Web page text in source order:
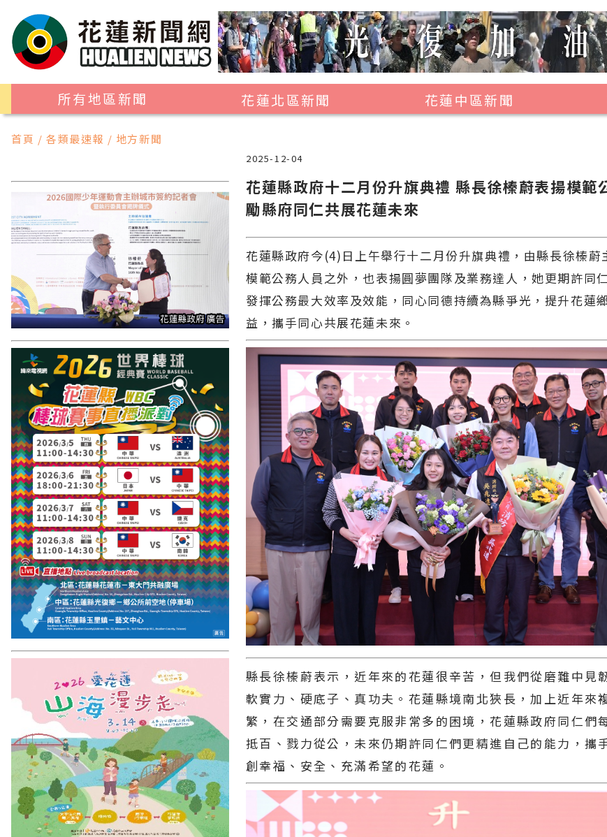
所有地區新聞
花蓮北區新聞
吉安鄉
新城鄉
秀林鄉
花蓮中區新聞
萬榮鄉
豐濱鄉
首頁 / 各類最速報 / 地方新聞
2025-12-04
花蓮縣政府十二月份升旗典禮 縣長徐榛蔚表揚模範
勵縣府同仁共展花蓮未來
花蓮縣政府今(4)日上午舉行十二月份升旗典禮，由縣長徐榛蔚
模範公務人員之外，也表揚圓夢團隊及業務達人，她更期許同
發揮公務最大效率及效能，同心同德持續為縣爭光，提升花蓮
益，攜手同心共展花蓮未來。
縣長徐榛蔚表示，近年來的花蓮很辛苦，但我們從磨難中見
軟實力、硬底子、真功夫。花蓮縣境南北狹長，加上近年來
繁，在交通部分需要克服非常多的困境，花蓮縣政府同仁們
抵百、戮力從公，未來仍期許同仁們更精進自己的能力，攜
創幸福、安全、充滿希望的花蓮。